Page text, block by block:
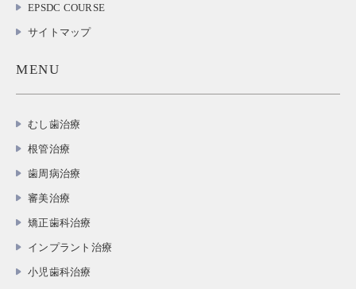
EPSDC COURSE
サイトマップ
MENU
むし歯治療
根管治療
歯周病治療
審美治療
矯正歯科治療
インプラント治療
小児歯科治療